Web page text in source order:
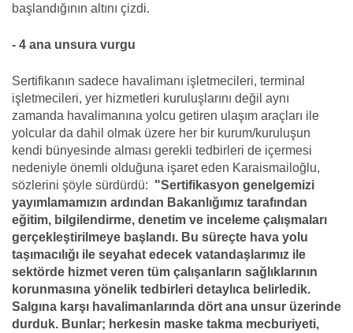
başlandığının altını çizdi.
- 4 ana unsura vurgu
Sertifikanın sadece havalimanı işletmecileri, terminal
işletmecileri, yer hizmetleri kuruluşlarını değil aynı
zamanda havalimanına yolcu getiren ulaşım araçları ile
yolcular da dahil olmak üzere her bir kurum/kuruluşun
kendi bünyesinde alması gerekli tedbirleri de içermesi
nedeniyle önemli olduğuna işaret eden Karaismailoğlu,
sözlerini şöyle sürdürdü: "Sertifikasyon genelgemizi
yayımlamamızın ardından Bakanlığımız tarafından
eğitim, bilgilendirme, denetim ve inceleme çalışmaları
gerçekleştirilmeye başlandı. Bu süreçte hava yolu
taşımacılığı ile seyahat edecek vatandaşlarımız ile
sektörde hizmet veren tüm çalışanların sağlıklarının
korunmasına yönelik tedbirleri detaylıca belirledik.
Salgına karşı havalimanlarında dört ana unsur üzerinde
durduk. Bunlar; herkesin maske takma mecburiyeti,